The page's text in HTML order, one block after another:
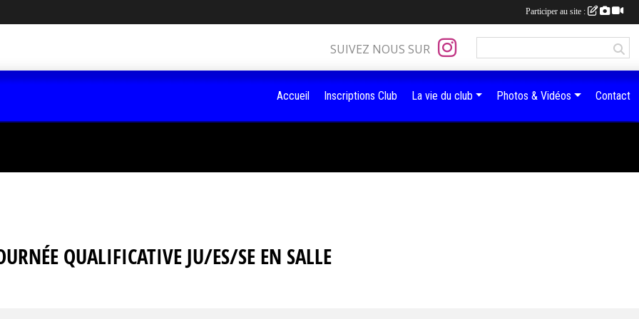
QUALIFICATIVE JU/ES/SE EN SALLE
SUIVEZ NOUS SUR
Accueil Inscriptions Club La vie du club Photos & Vidéos Contact
Participer au site :